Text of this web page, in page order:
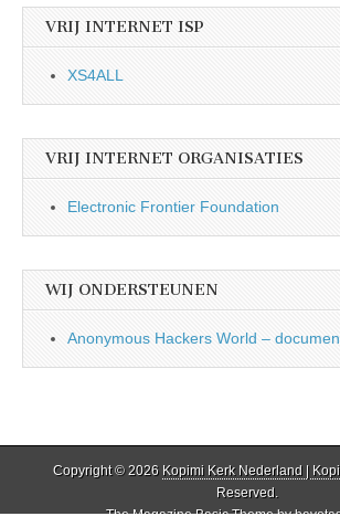
VRIJ INTERNET ISP
XS4ALL
VRIJ INTERNET ORGANISATIES
Electronic Frontier Foundation
WIJ ONDERSTEUNEN
Anonymous Hackers World –
Copyright © 2026 Kopimi Kerk Nederland |
Reserved.
The Magazine Basic Theme by